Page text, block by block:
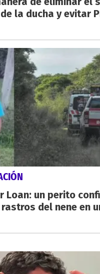
la ducha y evitar
Loan: un perito
del nene en